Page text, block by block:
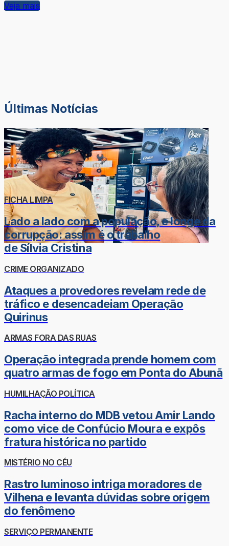
Veja mais
Últimas Notícias
FICHA LIMPA
Lado a lado com a população, e longe da
corrupção: assim é o trabalho
de Sílvia Cristina
CRIME ORGANIZADO
Ataques a provedores revelam rede de
tráfico e desencadeiam Operação
Quirinus
ARMAS FORA DAS RUAS
Operação integrada prende homem com
quatro armas de fogo em Ponta do Abunã
HUMILHAÇÃO POLÍTICA
Racha interno do MDB vetou Amir Lando
como vice de Confúcio Moura e expôs
fratura histórica no partido
MISTÉRIO NO CÉU
Rastro luminoso intriga moradores de
Vilhena e levanta dúvidas sobre origem
do fenômeno
SERVIÇO PERMANENTE